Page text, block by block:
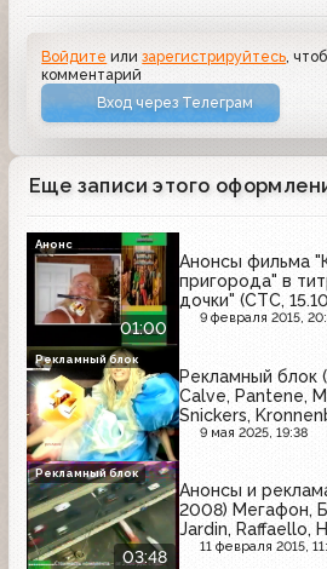
Войдите илизарегистрируйтесь,
комментарий
Вход через Телеграм
Еще записи этого
01:00
Анонсы фильма
пригорода" в
дочки" (СТС,
9 февраля 2015,
Анонс
Рекламный блок
Calve, Pantene,
Snickers,
banani, Axe,
9 мая 2025, 19:38
Рекламный блок
03:48
Анонсы и
2008) Мегафон,
Jardin, Raffaello,
Snickers
11 февраля 2015,
Рекламный блок